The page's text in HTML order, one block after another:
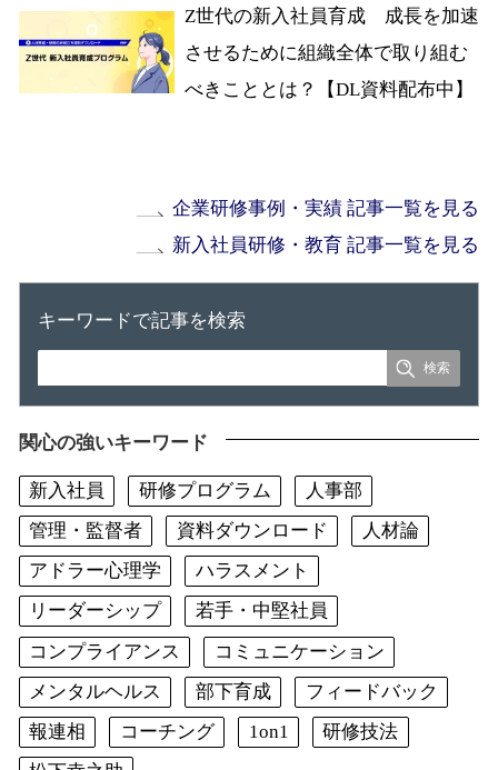
Z世代の新入社員育成 成長を加速
させるために組織全体で取り組む
べきこととは？【DL資料配布中】
企業研修事例・実績 記事一覧を見る
新入社員研修・教育 記事一覧を見る
キーワードで記事を検索
関心の強いキーワード
新入社員 研修プログラム
人事部
管理・監督者
資料ダウンロード
人材論
アドラー心理学
ハラスメント
リーダーシップ
若手・中堅社員
コンプライアンス
コミュニケーション
メンタルヘルス
部下育成
フィードバック
報連相
コーチング 1on1
研修技法